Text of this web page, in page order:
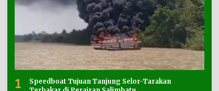
1
Speedboat Tujuan Tanjung Selor-Tarakan